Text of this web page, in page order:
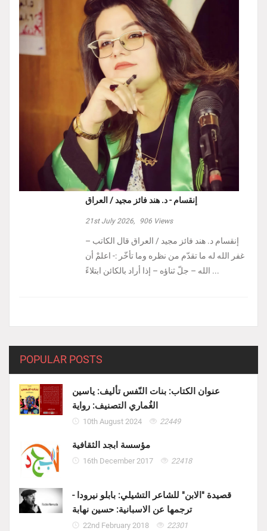
إنقسام - د. هند فائز مجيد / العراق
21st July 2026, 906 Views
إنقسام د. هند فائز مجيد / العراق ‏قال الكاتب –
غفر الله له ما تقدّم من نظره وما تأخّر :- ‏اعلمْ أن
الله – جلّ ثناؤه – إذا أراد بالكائن ابتلاءً ...
POPULAR POSTS
عنوان الكتاب: بنات النّفس تأليف: ياسين
الغُماري التصنيف: رواية
10th August 2024 22449
مؤسسة ابجد الثقافية
16th December 2017 22418
قصيدة "الابن" للشاعر التشيلي: بابلو نيرودا -
ترجمها عن الاسبانية: حسين نهابة
22nd February 2018 22301